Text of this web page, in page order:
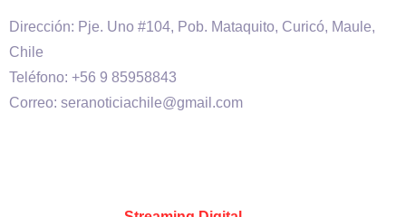
Dirección: Pje. Uno #104, Pob. Mataquito, Curicó, Maule,
Chile
Teléfono: +56 9 85958843
Correo: seranoticiachile@gmail.com